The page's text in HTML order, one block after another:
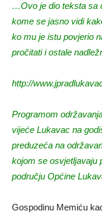
…Ovo je dio teksta sa
kome se jasno vidi
ko mu je istu povjerio
pročitati i ostale
http://
Programom
vijeće Lukavac na
preduzeća na
kojom se osvjetljavaju
području Općine
Gospodinu Memiću